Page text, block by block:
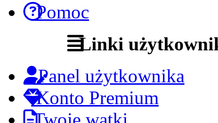
Pomoc
Linki
Panel użytkownika
Konto Premium